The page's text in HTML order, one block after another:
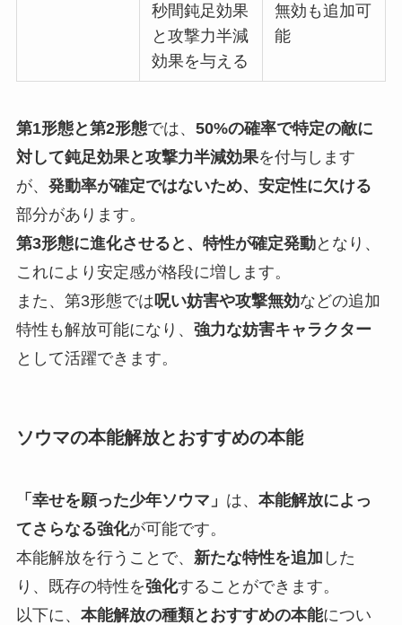
秒間鈍足効果
と攻撃力半減
効果を与える
無効も追加可
能
第1形態と第2形態では、 50%の確率で特定の敵に
対して鈍足効果と攻撃力半減効果を付与します
が、 発動率が確定ではないため、安定性に欠ける
部分があります。
第3形態に進化させると、特性が確定発動となり、
これにより安定感が格段に増します。
また、第3形態では呪い妨害や攻撃無効などの追加
特性も解放可能になり、 強力な妨害キャラクター
として活躍できます。
ソウマの本能解放とおすすめの本能
「幸せを願った少年ソウマ」 は、 本能解放によっ
てさらなる強化が可能です。
本能解放を行うことで、 新たな特性を追加 した
り、既存の特性を強化することができます。
以下に、 本能解放の種類とおすすめの本能につい